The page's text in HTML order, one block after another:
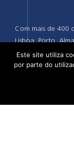
Com mais de 400
Lisboa, Porto,
Madeira, a
acreditam que
talento e
cada vez mais
Este site utiliza
por parte do